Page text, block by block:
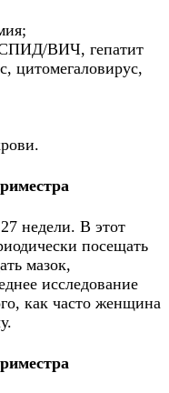
СПИД/ВИЧ, гепатит
цитомегаловирус,
недели. В этот
посещать
мазок,
исследование
как часто женщина